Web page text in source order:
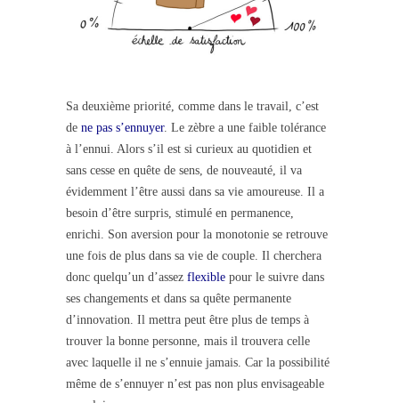
Sa deuxième priorité, comme dans le travail, c’est
de ne pas s’ennuyer. Le zèbre a une faible tolérance
à l’ennui. Alors s’il est si curieux au quotidien et
sans cesse en quête de sens, de nouveauté, il va
évidemment l’être aussi dans sa vie amoureuse. Il a
besoin d’être surpris, stimulé en permanence,
enrichi. Son aversion pour la monotonie se retrouve
une fois de plus dans sa vie de couple. Il cherchera
donc quelqu’un d’assez flexible pour le suivre dans
ses changements et dans sa quête permanente
d’innovation. Il mettra peut être plus de temps à
trouver la bonne personne, mais il trouvera celle
avec laquelle il ne s’ennuie jamais. Car la possibilité
même de s’ennuyer n’est pas non plus envisageable